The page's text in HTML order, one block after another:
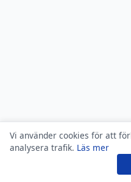
Vi använder cookies för att
analysera trafik. Läs mer